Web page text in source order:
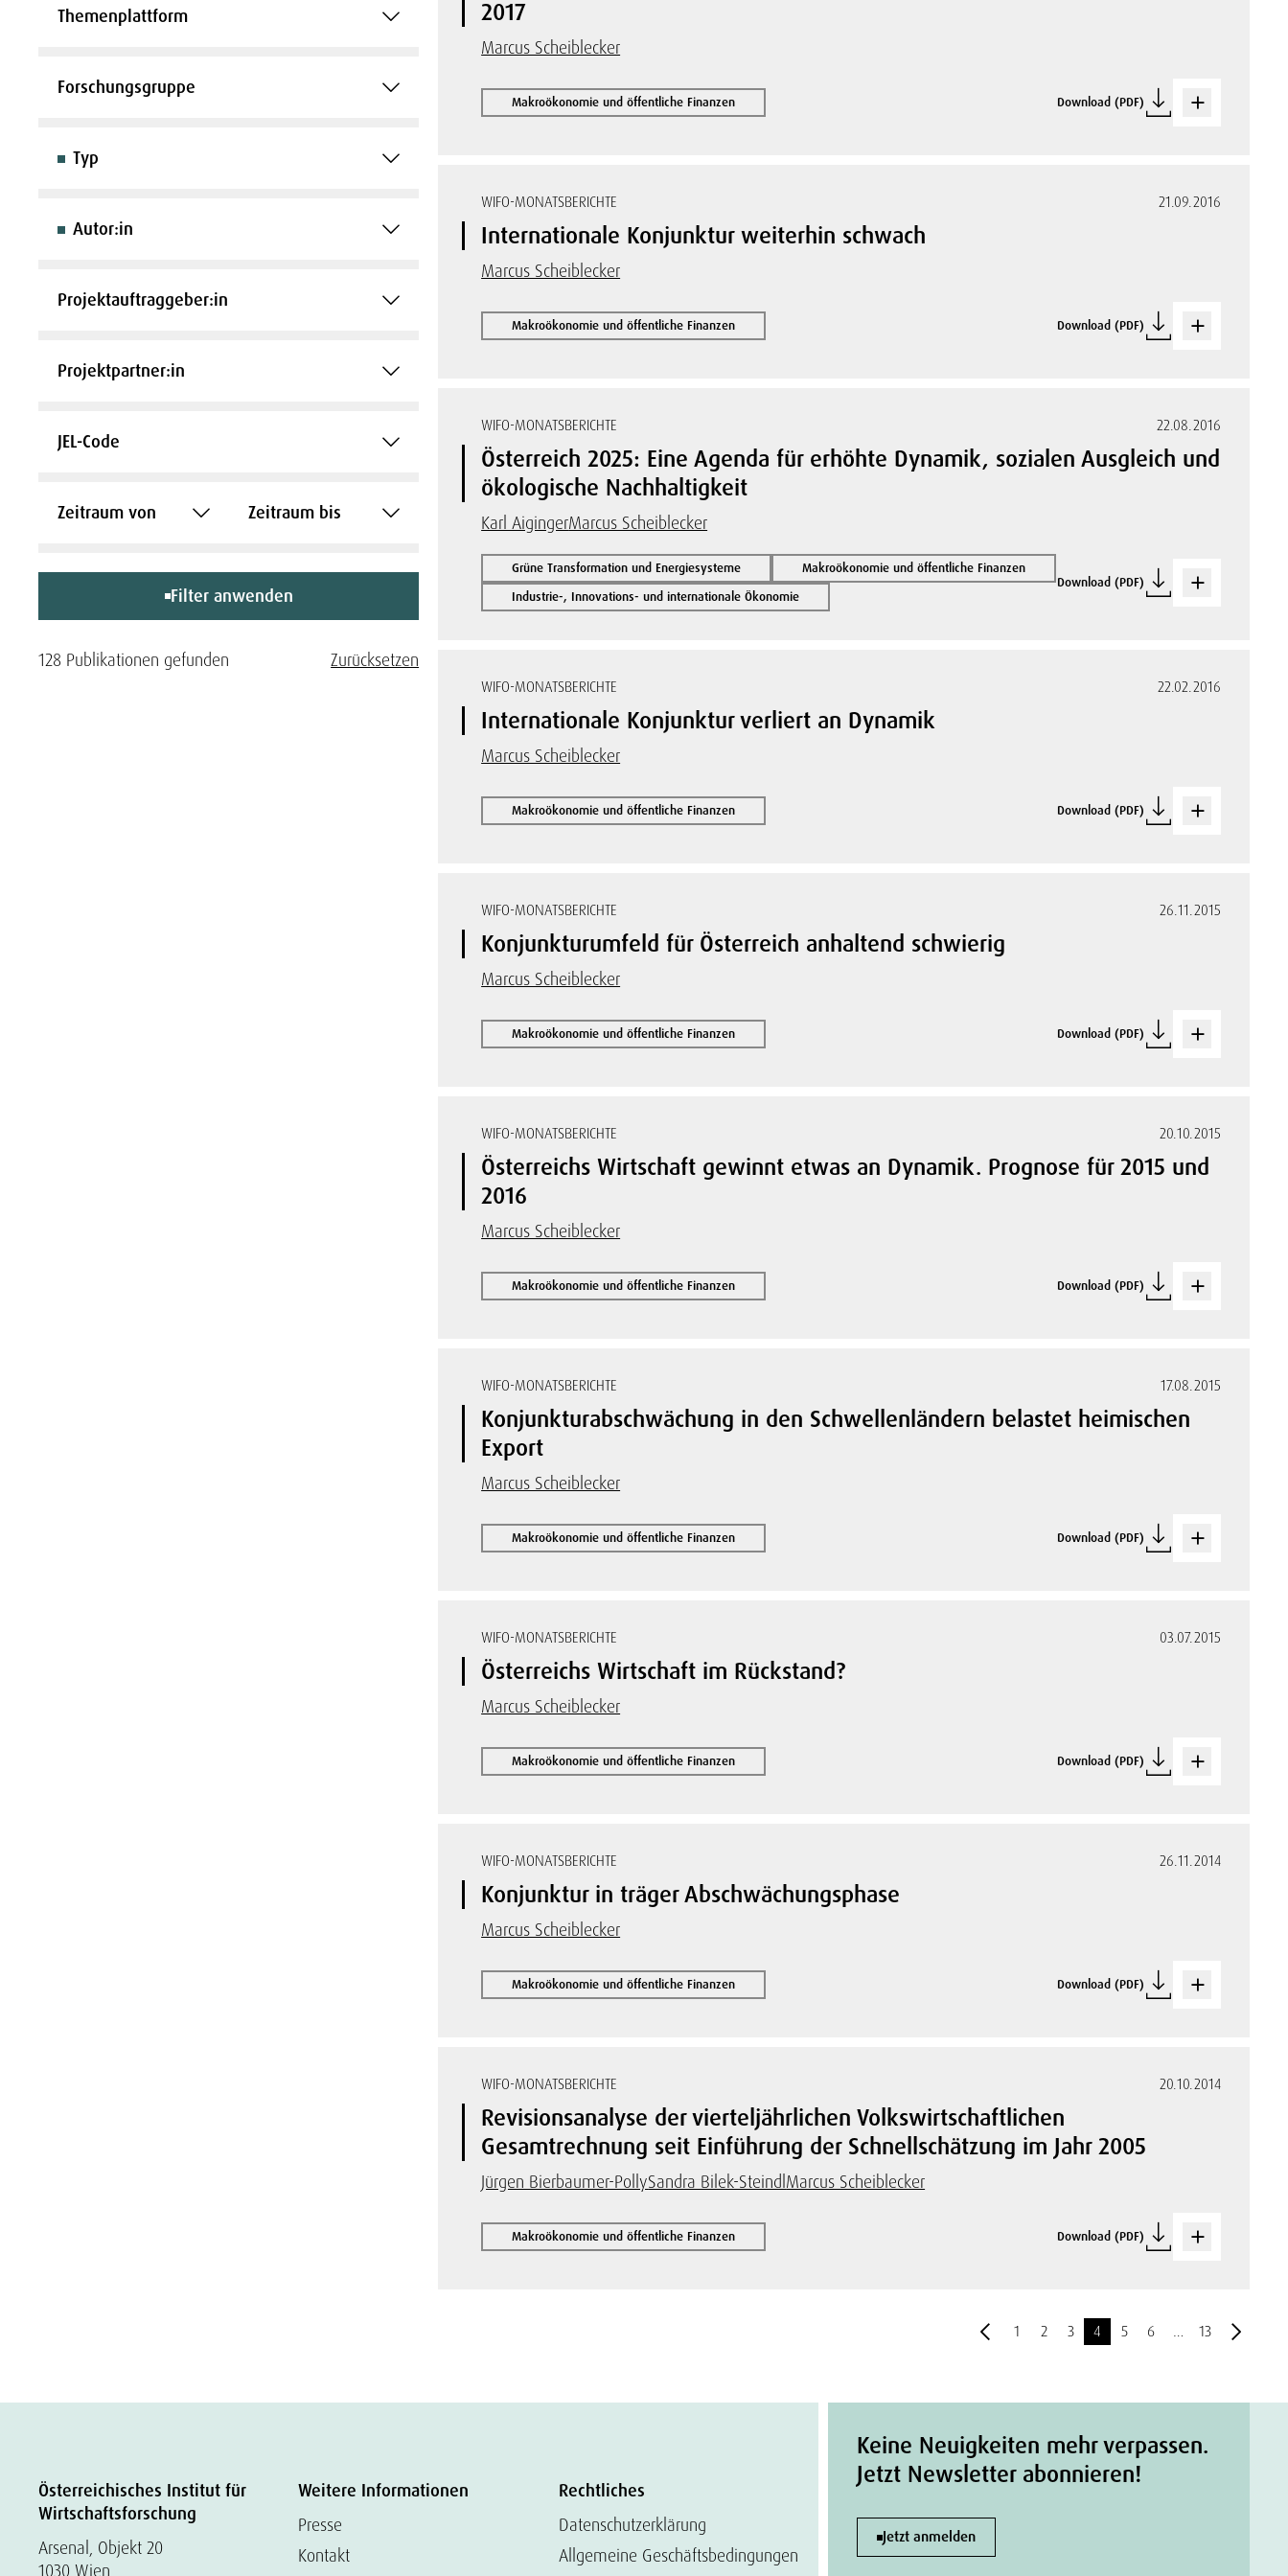
Themenplattform
Forschungsgruppe
Typ
Autor:in
Projektauftraggeber:in
Projektpartner:in
JEL-Code
Zeitraum von Zeitraum bis
Filter anwenden
128 Publikationen gefunden Zurücksetzen
2017
Marcus Scheiblecker
Makroökonomie und öffentliche Finanzen Download (PDF)
WIFO-MONATSBERICHTE 21.09.2016
Internationale Konjunktur weiterhin schwach
Marcus Scheiblecker
Makroökonomie und öffentliche Finanzen Download (PDF)
WIFO-MONATSBERICHTE 22.08.2016
Österreich 2025: Eine Agenda für erhöhte Dynamik, sozialen Ausgleich und
ökologische Nachhaltigkeit
Karl AigingerMarcus Scheiblecker
Grüne Transformation und Energiesysteme
Makroökonomie und öffentliche Finanzen
Industrie-, Innovations- und internationale Ökonomie
Download (PDF)
WIFO-MONATSBERICHTE 22.02.2016
Internationale Konjunktur verliert an Dynamik
Marcus Scheiblecker
Makroökonomie und öffentliche Finanzen Download (PDF)
WIFO-MONATSBERICHTE 26.11.2015
Konjunkturumfeld für Österreich anhaltend schwierig
Marcus Scheiblecker
Makroökonomie und öffentliche Finanzen Download (PDF)
WIFO-MONATSBERICHTE 20.10.2015
Österreichs Wirtschaft gewinnt etwas an Dynamik. Prognose für 2015 und
2016
Marcus Scheiblecker
Makroökonomie und öffentliche Finanzen Download (PDF)
WIFO-MONATSBERICHTE 17.08.2015
Konjunkturabschwächung in den Schwellenländern belastet heimischen
Export
Marcus Scheiblecker
Makroökonomie und öffentliche Finanzen Download (PDF)
WIFO-MONATSBERICHTE 03.07.2015
Österreichs Wirtschaft im Rückstand?
Marcus Scheiblecker
Makroökonomie und öffentliche Finanzen Download (PDF)
WIFO-MONATSBERICHTE 26.11.2014
Konjunktur in träger Abschwächungsphase
Marcus Scheiblecker
Makroökonomie und öffentliche Finanzen Download (PDF)
WIFO-MONATSBERICHTE 20.10.2014
Revisionsanalyse der vierteljährlichen Volkswirtschaftlichen
Gesamtrechnung seit Einführung der Schnellschätzung im Jahr 2005
Jürgen Bierbaumer-PollySandra Bilek-Steindl Marcus Scheiblecker
Makroökonomie und öffentliche Finanzen Download (PDF)
1 2 3 4 5 6 … 13
Österreichisches Institut für
Wirtschaftsforschung
Arsenal, Objekt 20
1030 Wien
Weitere Informationen
Presse
Kontakt
Rechtliches
Datenschutzerklärung
Allgemeine Geschäftsbedingungen
Keine Neuigkeiten mehr verpassen.
Jetzt Newsletter abonnieren!
Jetzt anmelden